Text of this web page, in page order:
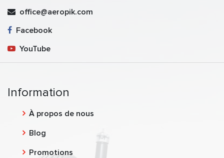
office@aeropik.com
Facebook
YouTube
Information
À propos de nous
Blog
Promotions